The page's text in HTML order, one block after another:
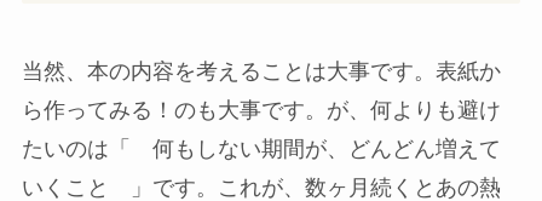
当然、本の内容を考えることは大事です。表紙か
ら作ってみる！のも大事です。が、何よりも避け
たいのは「 何もしない期間が、どんどん増えて
いくこと 」です。これが、数ヶ月続くとあの熱